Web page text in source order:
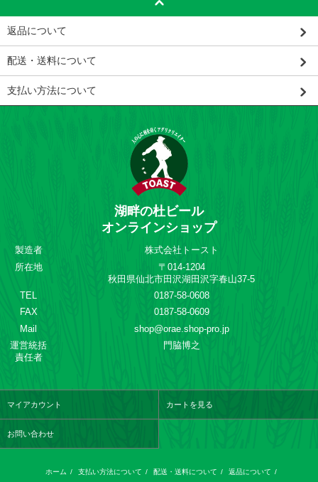
返品について
配送・送料について
支払い方法について
湖畔の杜ビール
オンラインショップ
製造者
株式会社トースト
所在地
〒014-1204
秋田県仙北市田沢湖田沢字春山37-5
TEL
0187-58-0608
FAX
0187-58-0609
Mail
shop@orae.shop-pro.jp
運営統括
責任者
門脇博之
マイアカウント カートを見る
お問い合わせ
ホーム / 支払い方法について / 配送・送料について / 返品について /